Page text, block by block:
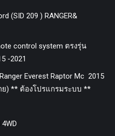
(SID 209 ) RANGER&
control system ตรงรุ่น
-2021
Everest Raptor Mc 2015
) ** ต้องโปรแกรมระบบ **